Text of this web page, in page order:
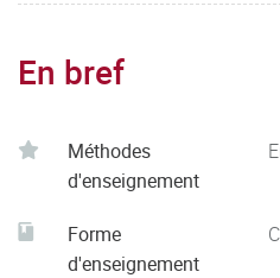
En bref
Méthodes
d'enseignement
Forme
d'enseignement